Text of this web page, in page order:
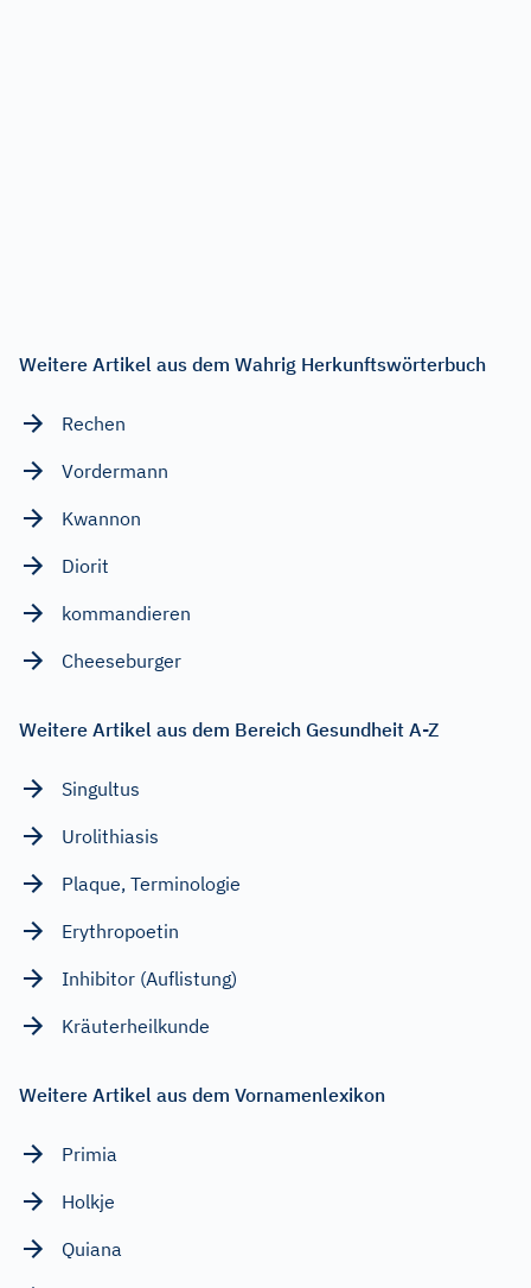
Weitere Artikel aus dem Wahrig Herkunftswörterbuch
Rechen
Vordermann
Kwannon
Diorit
kommandieren
Cheeseburger
Weitere Artikel aus dem Bereich Gesundheit A-Z
Singultus
Urolithiasis
Plaque, Terminologie
Erythropoetin
Inhibitor (Auflistung)
Kräuterheilkunde
Weitere Artikel aus dem Vornamenlexikon
Primia
Holkje
Quiana